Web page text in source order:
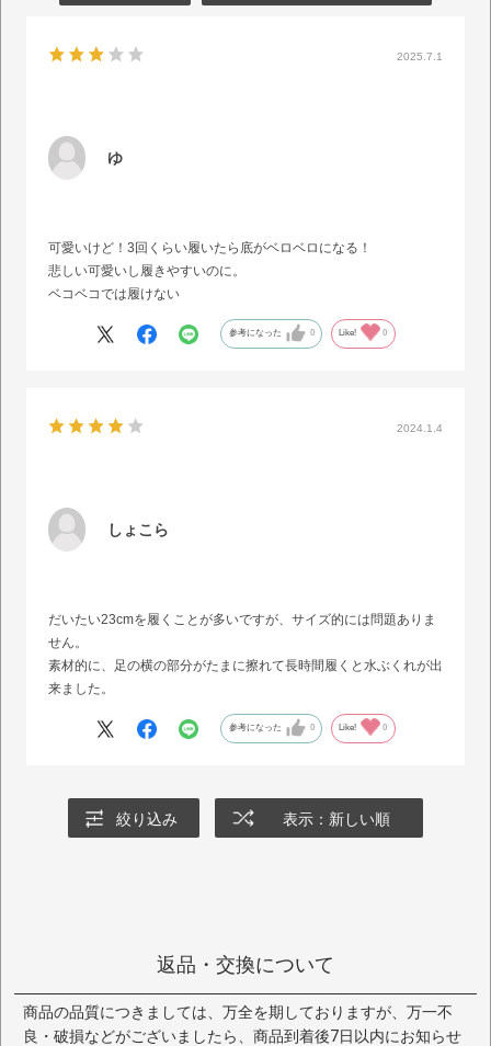
2025.7.1
ゆ
可愛いけど！3回くらい履いたら底がベロベロになる！
悲しい可愛いし履きやすいのに。
ベコベコでは履けない
参考になった 0 Like! 0
2024.1.4
しょこら
だいたい23cmを履くことが多いですが、サイズ的には問題ありま
せん。
素材的に、足の横の部分がたまに擦れて長時間履くと水ぶくれが出
来ました。
参考になった 0 Like! 0
絞り込み 表示：新しい順
返品・交換について
商品の品質につきましては、万全を期しておりますが、万一不
良・破損などがございましたら、商品到着後7日以内にお知らせ